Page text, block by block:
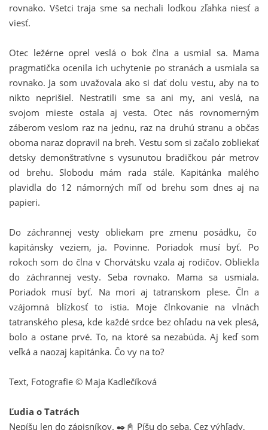
rovnako. Všetci traja sme sa nechali loďkou zľahka niesť a
viesť.
Otec ležérne oprel veslá o bok člna a usmial sa. Mama
pragmatička ocenila ich uchytenie po stranách a usmiala sa
rovnako. Ja som uvažovala ako si dať dolu vestu, aby na to
nikto neprišiel. Nestratili sme sa ani my, ani veslá, na
svojom mieste ostala aj vesta. Otec nás rovnomerným
záberom veslom raz na jednu, raz na druhú stranu a občas
oboma naraz dopravil na breh. Vestu som si začalo zobliekať
detsky demonštratívne s vysunutou bradičkou pár metrov
od brehu. Slobodu mám rada stále. Kapitánka malého
plavidla do 12 námorných míľ od brehu som dnes aj na
papieri.
Do záchrannej vesty obliekam pre zmenu posádku, čo
kapitánsky veziem, ja. Povinne. Poriadok musí byť. Po
rokoch som do člna v Chorvátsku vzala aj rodičov. Obliekla
do záchrannej vesty. Seba rovnako. Mama sa usmiala.
Poriadok musí byť. Na mori aj tatranskom plese. Čln a
vzájomná blízkosť to istia. Moje člnkovanie na vlnách
tatranského plesa, kde každé srdce bez ohľadu na vek plesá,
bolo a ostane prvé. To, na ktoré sa nezabúda. Aj keď som
veľká a naozaj kapitánka. Čo vy na to?
Text, Fotografie © Maja Kadlečíková
Ľudia o Tatrách
Nepíšu len do zápisníkov. ✒️📓 Píšu do seba. Cez výhľady,